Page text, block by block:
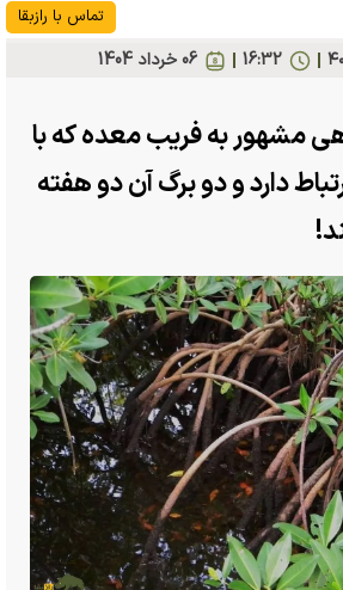
تماس با رازبقا
06 خرداد 1404 16:32
مشهور به فریب معده که با
دارد و دو برگ آن دو هفته